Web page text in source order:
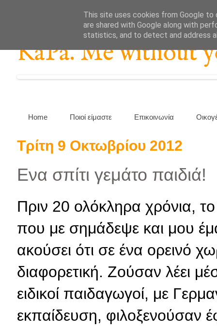
KaPa. Me without
Home Ποιοί είμαστε Επικοινωνία
Τρίτη 9 Οκτωβρίου 2012
Ενα σπίτι γεμάτο παιδιά!
Πριν 20 ολόκληρα χρόνια, το
που με σημάδεψε και μου
ακούσει ότι σε ένα ορεινό
διαφορετική. Ζούσαν λέει
ειδικοί παιδαγωγοί, με
εκπαίδευση, φιλοξενούσαν
This site uses cookies from Google to
are shared with Google along with
statistics, and to detect and address